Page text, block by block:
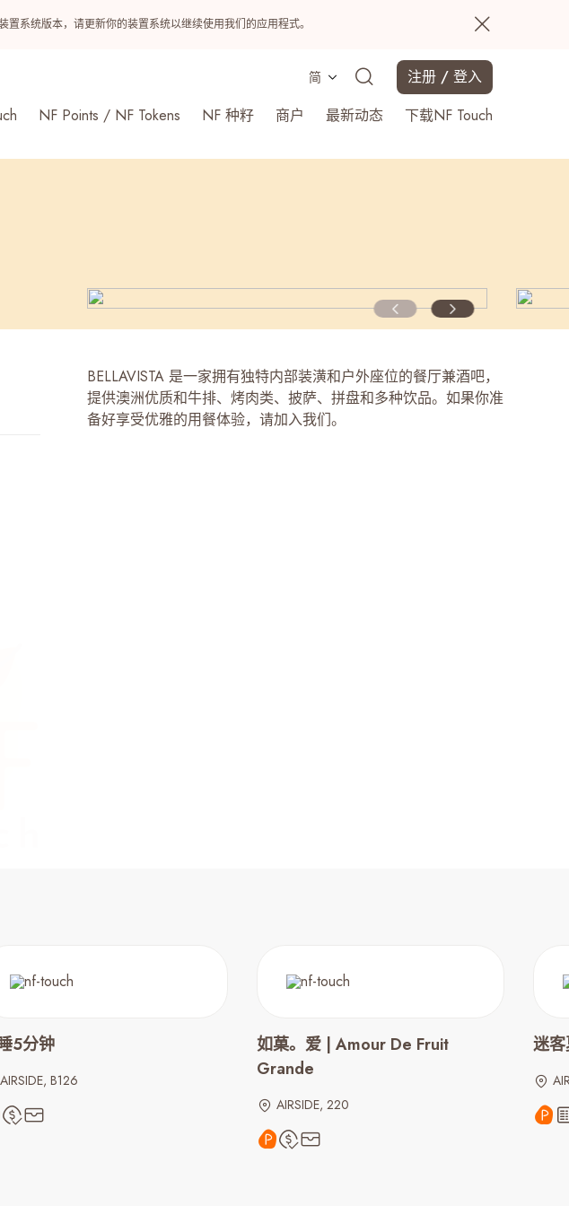
系统版本，请更新你的装置系统以继续使用我们的应用程式。
简
注册 / 登入
NF Points / NF Tokens NF 种籽 商户 最新动态 下载NF Touch
BELLAVISTA 是一家拥有独特内部装潢和户外座位的餐厅兼酒吧，
提供澳洲优质和牛排、烤肉类、披萨、拼盘和多种饮品。如果你准
备好享受优雅的用餐体验，请加入我们。
5分钟
AIRSIDE, B126
如菓。爱 | Amour De Fruit
Grande
AIRSIDE, 220
迷